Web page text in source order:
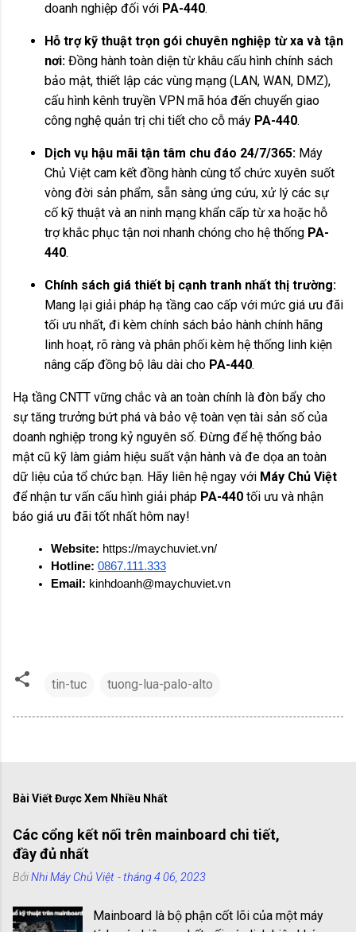
doanh nghiệp đối với PA-440.
Hỗ trợ kỹ thuật trọn gói chuyên nghiệp từ xa và tận
nơi: Đồng hành toàn diện từ khâu cấu hình chính sách
bảo mật, thiết lập các vùng mạng (LAN, WAN, DMZ),
cấu hình kênh truyền VPN mã hóa đến chuyển giao
công nghệ quản trị chi tiết cho cỗ máy PA-440.
Dịch vụ hậu mãi tận tâm chu đáo 24/7/365: Máy
Chủ Việt cam kết đồng hành cùng tổ chức xuyên suốt
vòng đời sản phẩm, sẵn sàng ứng cứu, xử lý các sự
cố kỹ thuật và an ninh mạng khẩn cấp từ xa hoặc hỗ
trợ khắc phục tận nơi nhanh chóng cho hệ thống PA-
440.
Chính sách giá thiết bị cạnh tranh nhất thị trường:
Mang lại giải pháp hạ tầng cao cấp với mức giá ưu đãi
tối ưu nhất, đi kèm chính sách bảo hành chính hãng
linh hoạt, rõ ràng và phân phối kèm hệ thống linh kiện
nâng cấp đồng bộ lâu dài cho PA-440.
Hạ tầng CNTT vững chắc và an toàn chính là đòn bẩy cho
sự tăng trưởng bứt phá và bảo vệ toàn vẹn tài sản số của
doanh nghiệp trong kỷ nguyên số. Đừng để hệ thống bảo
mật cũ kỹ làm giảm hiệu suất vận hành và đe dọa an toàn
dữ liệu của tổ chức bạn. Hãy liên hệ ngay với Máy Chủ Việt
để nhận tư vấn cấu hình giải pháp PA-440 tối ưu và nhận
báo giá ưu đãi tốt nhất hôm nay!
Website: https://maychuviet.vn/
Hotline: 0867.111.333
Email: kinhdoanh@maychuviet.vn
tin-tuc tuong-lua-palo-alto
Bài Viết Được Xem Nhiều Nhất
Các cổng kết nối trên mainboard chi tiết,
đầy đủ nhất
BởiNhi Máy Chủ Việt -tháng 4 06, 2023
Mainboard là bộ phận cốt lõi của một máy